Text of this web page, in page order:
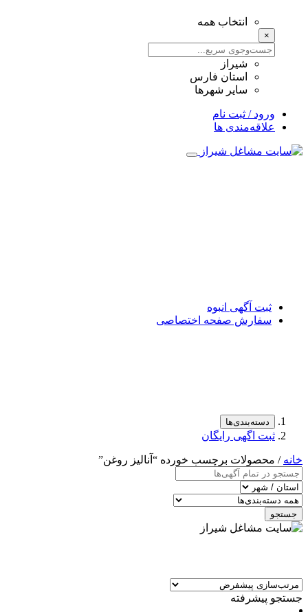
انتخاب همه
×
شیراز
استان فارس
سایر شهرها
ورود / ثبت نام
علاقه‌مندی ها
ثبت آگهی انبوه
سفارش صفحه اختصاصی
دسته‌بندی‌ها
ثبت اگهی رایگان
خانه / محصولات برچسب خورده “آنالیز روغن”
جستجو
جستجو پیشرفته